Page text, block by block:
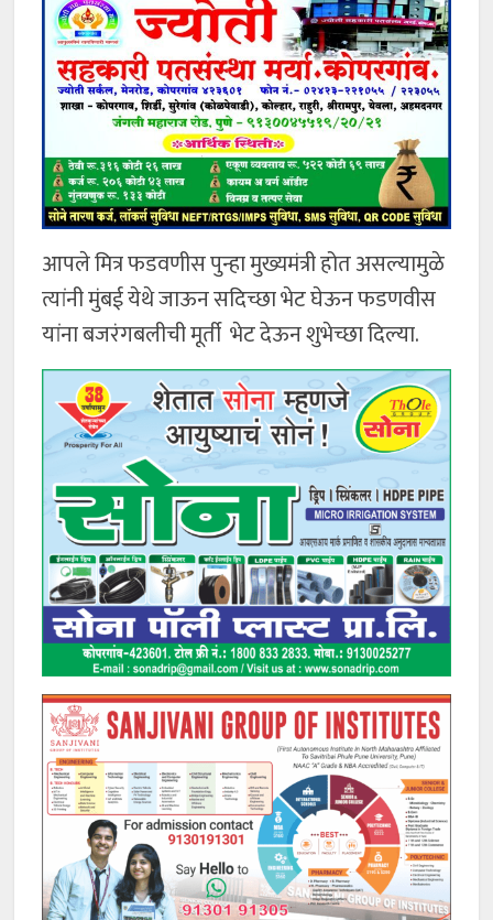
आपले मित्र फडवणीस पुन्हा मुख्यमंत्री होत असल्यामुळे
त्यांनी मुंबई येथे जाऊन सदिच्छा भेट घेऊन फडणवीस
यांना बजरंगबलीची मूर्ती भेट देऊन शुभेच्छा दिल्या.